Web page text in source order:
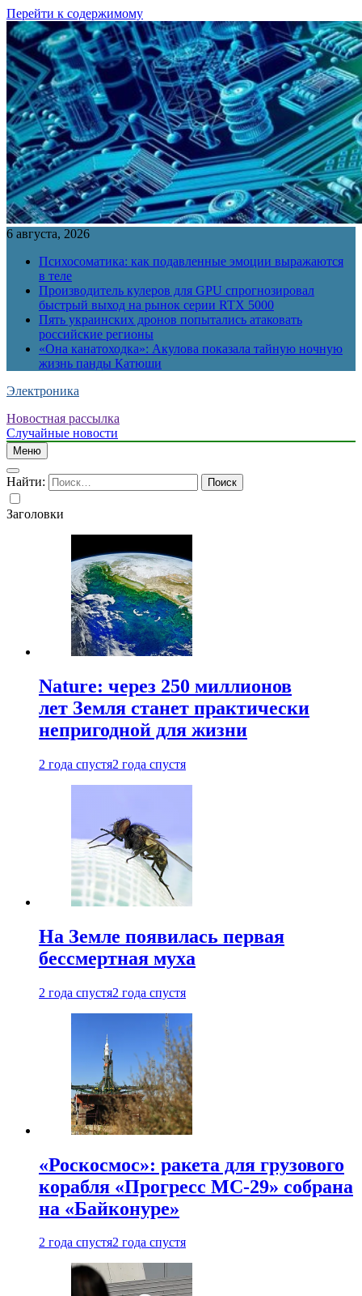
Перейти к содержимому
6 августа, 2026
Психосоматика: как подавленные эмоции выражаются
в теле
Производитель кулеров для GPU спрогнозировал
быстрый выход на рынок серии RTX 5000
Пять украинских дронов попытались атаковать
российские регионы
«Она канатоходка»: Акулова показала тайную ночную
жизнь панды Катюши
Электроника
Новостная рассылка
Случайные новости
Меню
Найти:
Заголовки
Nature: через 250 миллионов
лет Земля станет практически
непригодной для жизни
2 года спустя2 года спустя
На Земле появилась первая
бессмертная муха
2 года спустя2 года спустя
«Роскосмос»: ракета для грузового
корабля «Прогресс МС-29» собрана
на «Байконуре»
2 года спустя2 года спустя